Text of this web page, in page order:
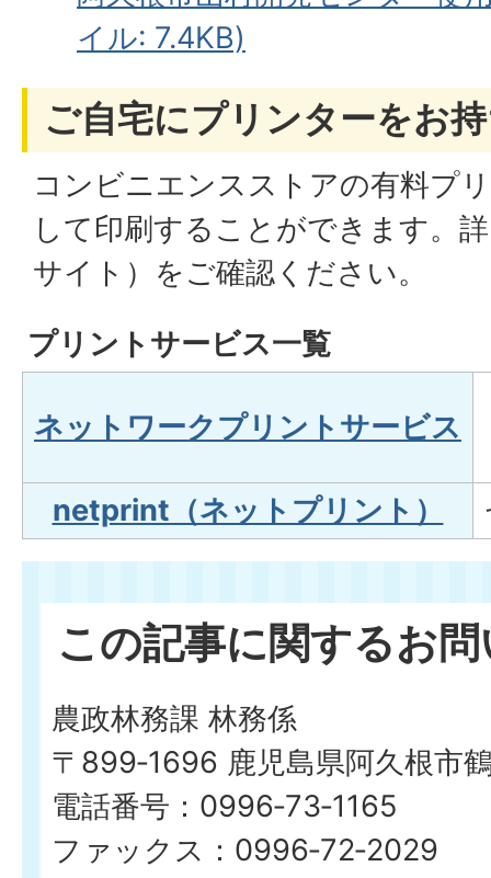
イル: 7.4KB)
ご自宅にプリンターをお
コンビニエンスストアの有料プ
して印刷することができます。
サイト）をご確認ください。
プリントサービス一覧
ネットワークプリントサービス
netprint（ネットプリント）
この記事に関するお
農政林務課 林務係
〒899‐1696 鹿児島県阿久根市
電話番号：0996‐73‐1165
ファックス：0996‐72‐2029